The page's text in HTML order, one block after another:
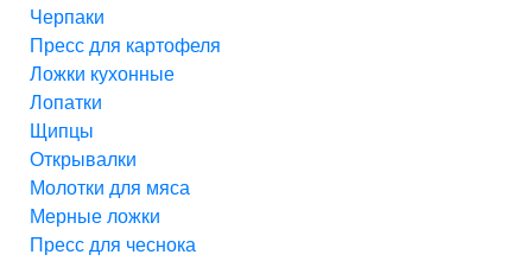
Черпаки
Пресс для картофеля
Ложки кухонные
Лопатки
Щипцы
Открывалки
Молотки для мяса
Мерные ложки
Пресс для чеснока